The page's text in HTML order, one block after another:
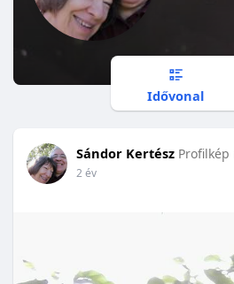
Idővonal
Sándor Kertész
2 év